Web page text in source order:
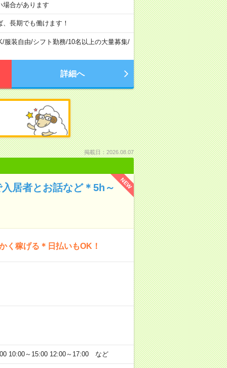
場合があります
長期でも働けます！
/服装自由/シフト勤務/10名以上の大量募集/
詳細へ
掲載日：2026.08.07
NEW
居者とお話など＊5h～
稼げる＊日払いもOK！
10:00～15:00 12:00～17:00 など